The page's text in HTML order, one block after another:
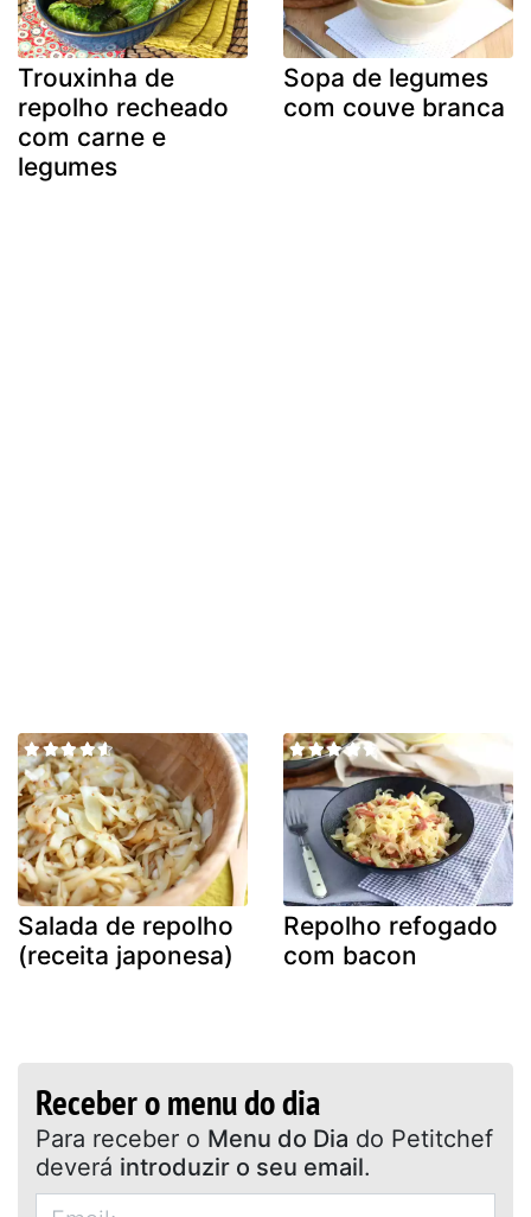
Trouxinha de
repolho recheado
com carne e
legumes
Sopa de legumes
com couve branca
Salada de repolho
(receita japonesa)
Repolho refogado
com bacon
Receber o menu do dia
Para receber o Menu do Dia do Petitchef
deverá introduzir o seu email.